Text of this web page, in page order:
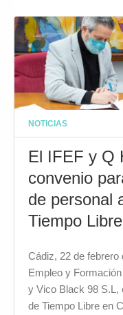
NOTICIAS
El IFEF y Q
convenio
de personal
Tiempo Libre
Cádiz, 22 de febrero
Empleo y
y Vico Black 98 S.L,
de Tiempo Libre en